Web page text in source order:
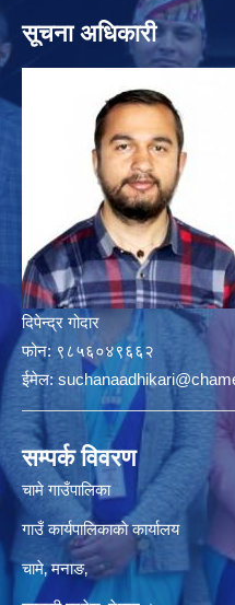
सूचना अधिकारी
दिपेन्द्र गोदार
फोन: ९८५६०४९६६२
ईमेल:
सम्पर्क विवरण
चामे गाउँपालिका
गाउँ कार्यपालिकाकाे कार्यालय
चामे‚ मनाङ‚